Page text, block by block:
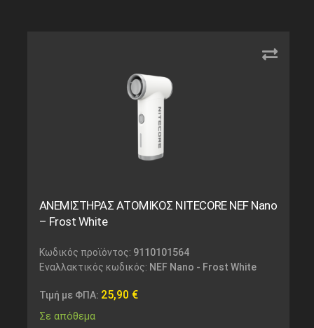
ΑΝΕΜΙΣΤΗΡΑΣ ΑΤΟΜΙΚΟΣ NITECORE NEF Nano
– Frost White
Κωδικός προϊόντος: 9110101564
Εναλλακτικός κωδικός: NEF Nano - Frost White
Τιμή με ΦΠΑ: 25,90 €
Σε απόθεμα